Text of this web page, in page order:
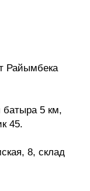
Райымбека
батыра 5 км,
45.
8, склад